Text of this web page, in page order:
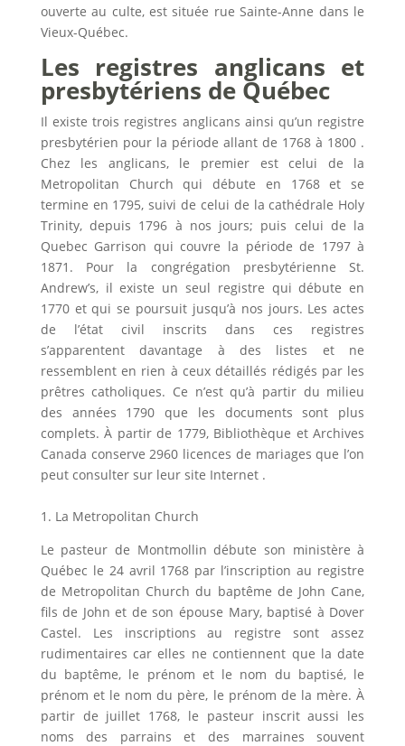
ouverte au culte, est située rue Sainte-Anne dans le
Vieux-Québec.
Les registres anglicans et
presbytériens de Québec
Il existe trois registres anglicans ainsi qu’un registre
presbytérien pour la période allant de 1768 à 1800 .
Chez les anglicans, le premier est celui de la
Metropolitan Church qui débute en 1768 et se
termine en 1795, suivi de celui de la cathédrale Holy
Trinity, depuis 1796 à nos jours; puis celui de la
Quebec Garrison qui couvre la période de 1797 à
1871. Pour la congrégation presbytérienne St.
Andrew’s, il existe un seul registre qui débute en
1770 et qui se poursuit jusqu’à nos jours. Les actes
de l’état civil inscrits dans ces registres
s’apparentent davantage à des listes et ne
ressemblent en rien à ceux détaillés rédigés par les
prêtres catholiques. Ce n’est qu’à partir du milieu
des années 1790 que les documents sont plus
complets. À partir de 1779, Bibliothèque et Archives
Canada conserve 2960 licences de mariages que l’on
peut consulter sur leur site Internet .
1. La Metropolitan Church
Le pasteur de Montmollin débute son ministère à
Québec le 24 avril 1768 par l’inscription au registre
de Metropolitan Church du baptême de John Cane,
fils de John et de son épouse Mary, baptisé à Dover
Castel. Les inscriptions au registre sont assez
rudimentaires car elles ne contiennent que la date
du baptême, le prénom et le nom du baptisé, le
prénom et le nom du père, le prénom de la mère. À
partir de juillet 1768, le pasteur inscrit aussi les
noms des parrains et des marraines souvent